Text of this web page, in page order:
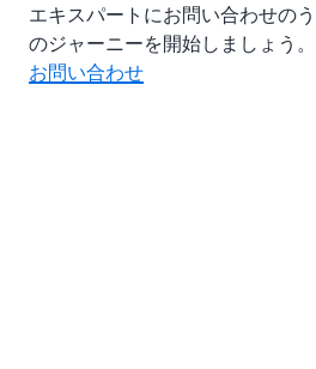
エキスパートにお問い合わせの
のジャーニーを開始しましょう。
お問い合わせ